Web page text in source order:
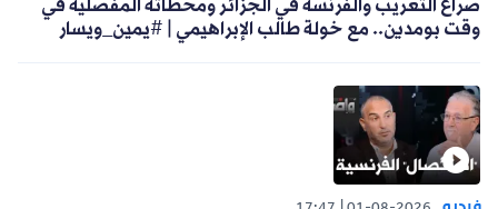
صراع التعريب والفرنسة في الجزائر ومحطاته المفصلية في
وقت بومدين.. مع خولة طالب الإبراهيمي | #يمين_ويسار